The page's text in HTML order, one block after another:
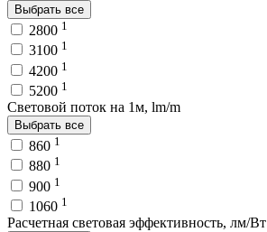
Выбрать все
2800 1
3100 1
4200 1
5200 1
Световой поток на 1м, lm/m
Выбрать все
860 1
880 1
900 1
1060 1
Расчетная световая эффективность, лм/Вт